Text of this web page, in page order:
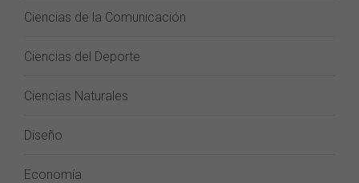
Ciencias de la Comunicación
Ciencias del Deporte
Ciencias Naturales
Diseño
Economía